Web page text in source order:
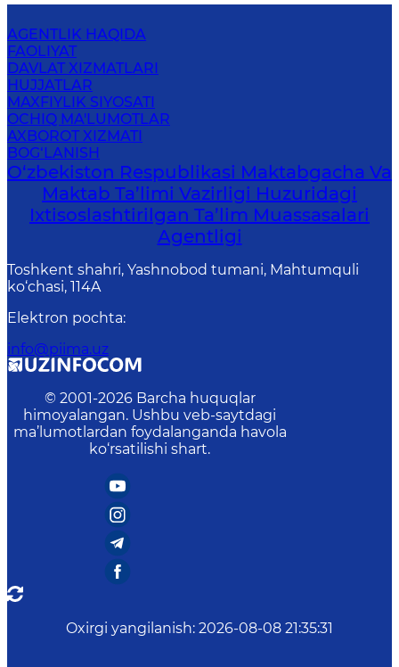
AGENTLIK HAQIDA
FAOLIYAT
DAVLAT XIZMATLARI
HUJJATLAR
MAXFIYLIK SIYOSATI
OCHIQ MA'LUMOTLAR
AXBOROT XIZMATI
BOG‘LANISH
O‘zbekiston Respublikasi Maktabgacha Va
Maktab Ta’limi Vazirligi Huzuridagi
Ixtisoslashtirilgan Ta’lim Muassasalari
Agentligi
Toshkent shahri, Yashnobod tumani, Mahtumquli
ko‘chasi, 114A
Elektron pochta:
info@piima.uz
© 2001-2026 Barcha huquqlar
himoyalangan. Ushbu veb-saytdagi
ma’lumotlardan foydalanganda havola
ko‘rsatilishi shart.
Oxirgi yangilanish: 2026-08-08 21:35:31